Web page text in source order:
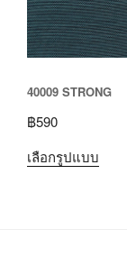
40009 STRONG
฿590
เลือกรูปแบบ